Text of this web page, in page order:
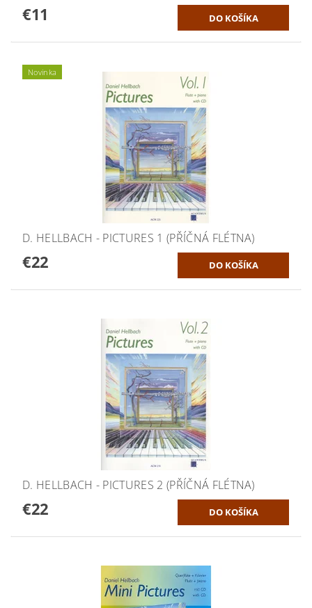
€11
Novinka
D. HELLBACH - PICTURES 1 (PŘÍČNÁ FLÉTNA)
€22
D. HELLBACH - PICTURES 2 (PŘÍČNÁ FLÉTNA)
€22